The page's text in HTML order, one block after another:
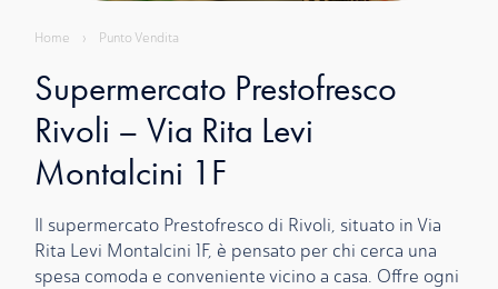
Home › Punto Vendita
Supermercato Prestofresco
Rivoli – Via Rita Levi
Montalcini 1F
Il supermercato Prestofresco di Rivoli, situato in Via
Rita Levi Montalcini 1F, è pensato per chi cerca una
spesa comoda e conveniente vicino a casa. Offre ogni